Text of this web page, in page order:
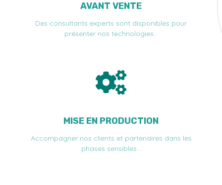
AVANT VENTE
Des consultants experts sont disponibles pour
présenter nos technologies…
MISE EN PRODUCTION
Accompagner nos clients et partenaires dans les
phases sensibles…